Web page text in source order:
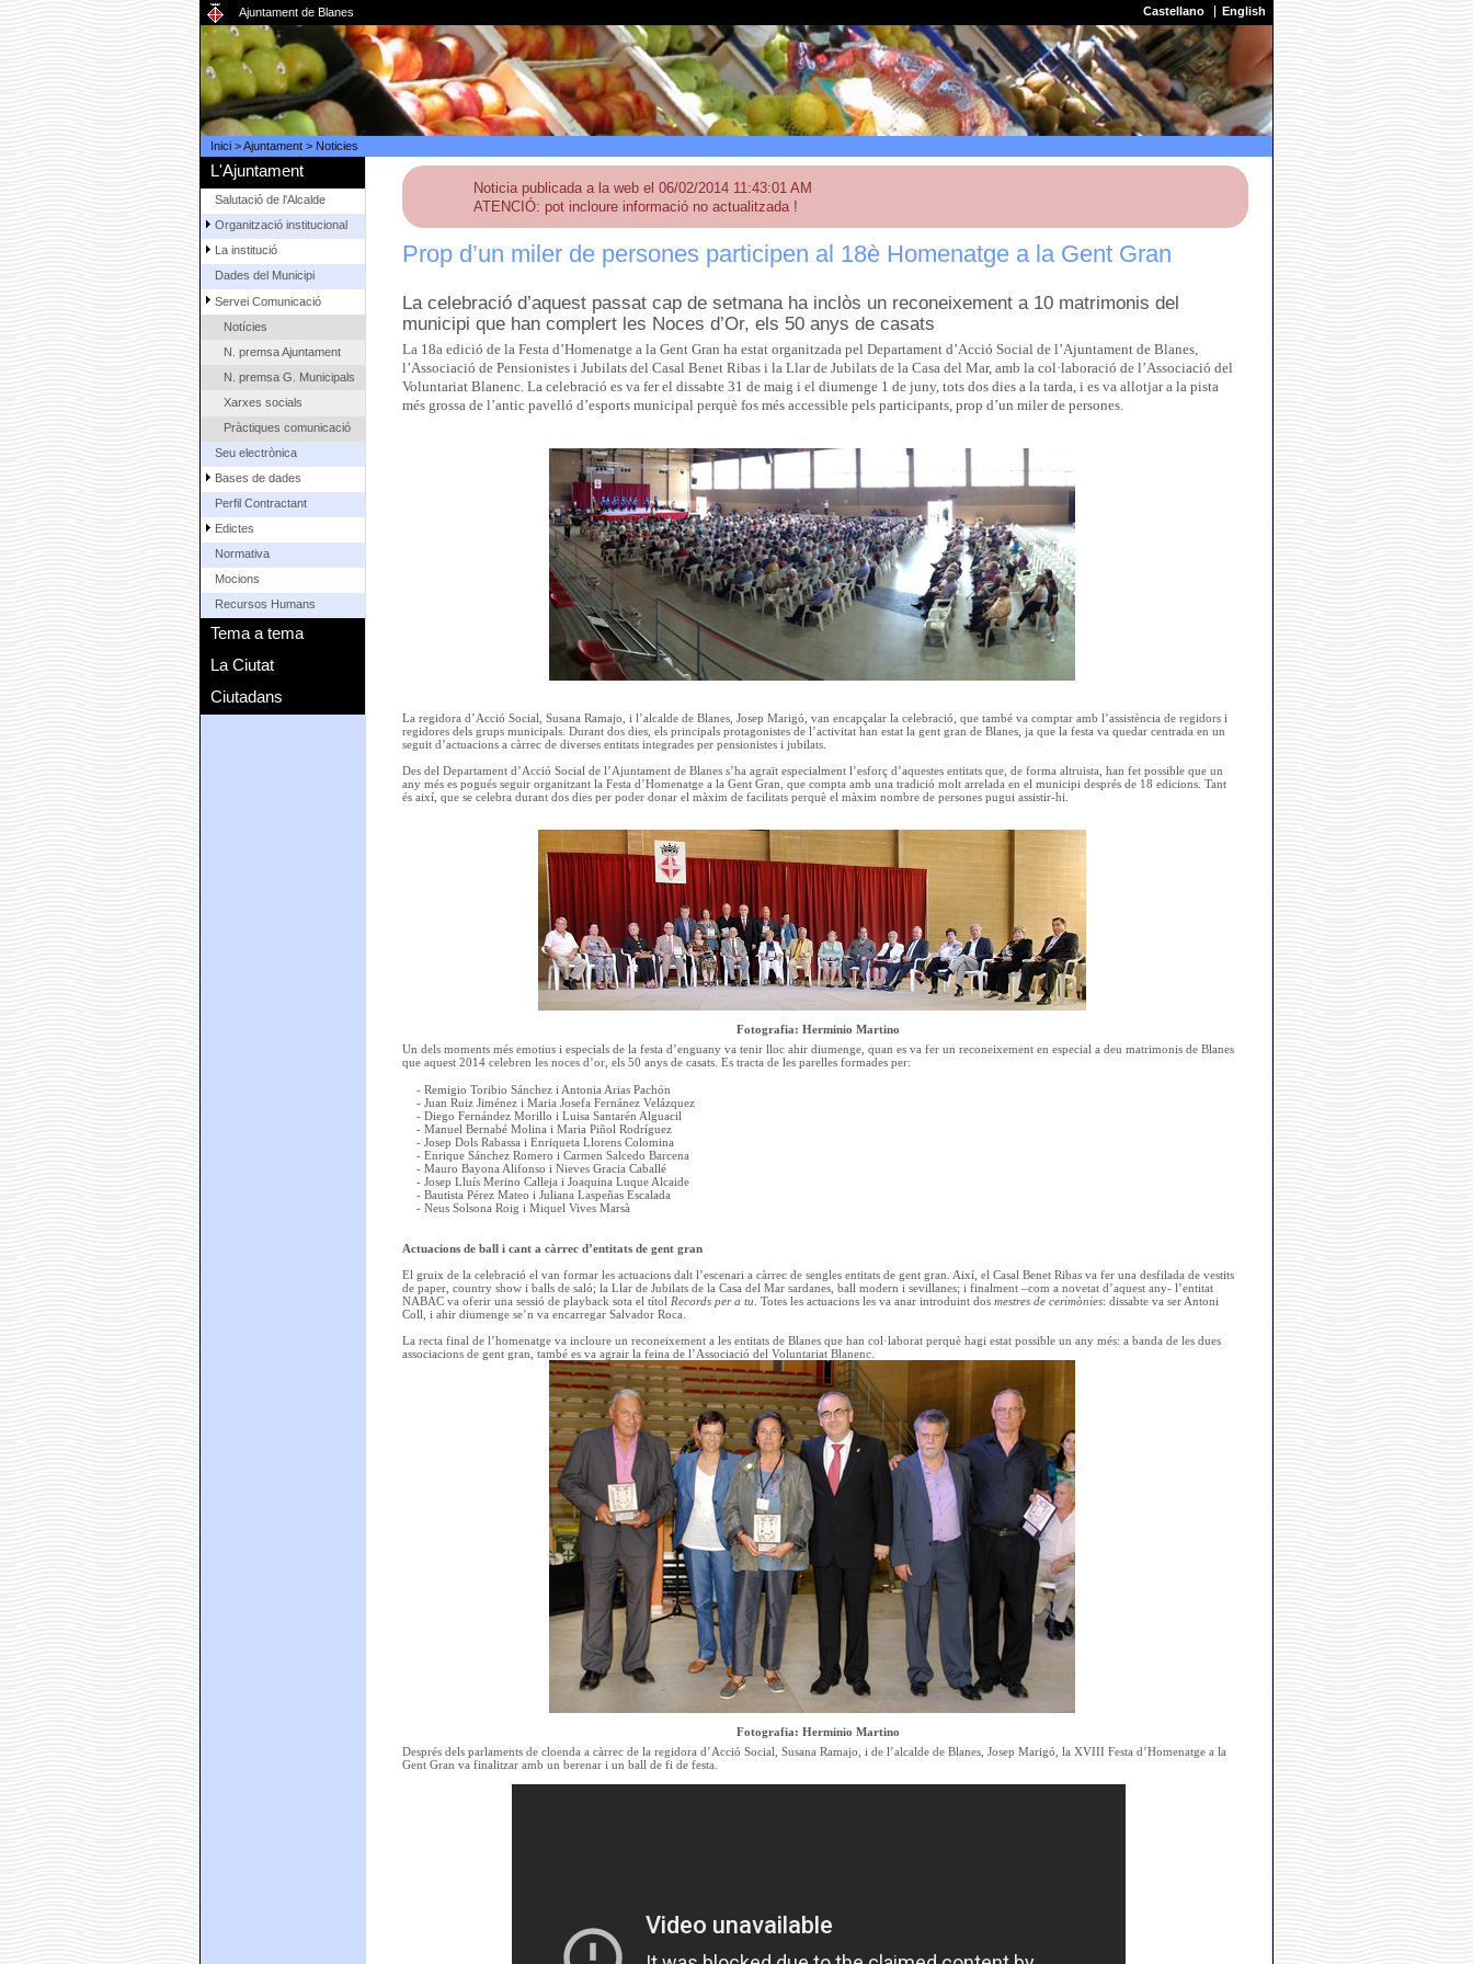
Ajuntament de Blanes Castellano English
Inici>Ajuntament> Noticies
L'Ajuntament
Salutació de l'Alcalde
Organització institucional
La institució
Dades del Municipi
Servei Comunicació
Notícies
N. premsa Ajuntament
N. premsa G. Municipals
Xarxes socials
Pràctiques comunicació
Seu electrònica
Bases de dades
Perfil Contractant
Edictes
Normativa
Mocions
Recursos Humans
Tema a tema
La Ciutat
Ciutadans
Noticia publicada a la web el 06/02/2014 11:43:01 AM
ATENCIÓ: pot incloure informació no actualitzada !
Prop d’un miler de persones participen al 18è Homenatge a la Gent Gran
La celebració d’aquest passat cap de setmana ha inclòs un reconeixement a 10 matrimonis del
municipi que han complert les Noces d’Or, els 50 anys de casats
La 18a edició de la Festa d’Homenatge a la Gent Gran ha estat organitzada pel Departament d’Acció Social de l’Ajuntament de Blanes,
l’Associació de Pensionistes i Jubilats del Casal Benet Ribas i la Llar de Jubilats de la Casa del Mar, amb la col·laboració de l’Associació del
Voluntariat Blanenc. La celebració es va fer el dissabte 31 de maig i el diumenge 1 de juny, tots dos dies a la tarda, i es va allotjar a la pista
més grossa de l’antic pavelló d’esports municipal perquè fos més accessible pels participants, prop d’un miler de persones.
La regidora d’Acció Social, Susana Ramajo, i l’alcalde de Blanes, Josep Marigó, van encapçalar la celebració, que també va comptar amb l’assistència de regidors i
regidores dels grups municipals. Durant dos dies, els principals protagonistes de l’activitat han estat la gent gran de Blanes, ja que la festa va quedar centrada en un
seguit d’actuacions a càrrec de diverses entitats integrades per pensionistes i jubilats.
Des del Departament d’Acció Social de l’Ajuntament de Blanes s’ha agraït especialment l’esforç d’aquestes entitats que, de forma altruista, han fet possible que un
any més es pogués seguir organitzant la Festa d’Homenatge a la Gent Gran, que compta amb una tradició molt arrelada en el municipi després de 18 edicions. Tant
és així, que se celebra durant dos dies per poder donar el màxim de facilitats perquè el màxim nombre de persones pugui assistir-hi.
Fotografia: Herminio Martino
Un dels moments més emotius i especials de la festa d’enguany va tenir lloc ahir diumenge, quan es va fer un reconeixement en especial a deu matrimonis de Blanes
que aquest 2014 celebren les noces d’or, els 50 anys de casats. Es tracta de les parelles formades per:
- Remigio Toribio Sánchez i Antonia Arias Pachón
- Juan Ruiz Jiménez i Maria Josefa Fernánez Velázquez
- Diego Fernández Morillo i Luisa Santarén Alguacil
- Manuel Bernabé Molina i Maria Piñol Rodríguez
- Josep Dols Rabassa i Enriqueta Llorens Colomina
- Enrique Sánchez Romero i Carmen Salcedo Barcena
- Mauro Bayona Alifonso i Nieves Gracia Caballé
- Josep Lluís Merino Calleja i Joaquina Luque Alcaide
- Bautista Pérez Mateo i Juliana Laspeñas Escalada
- Neus Solsona Roig i Miquel Vives Marsà
Actuacions de ball i cant a càrrec d’entitats de gent gran
El gruix de la celebració el van formar les actuacions dalt l’escenari a càrrec de sengles entitats de gent gran. Així, el Casal Benet Ribas va fer una desfilada de vestits
de paper, country show i balls de saló; la Llar de Jubilats de la Casa del Mar sardanes, ball modern i sevillanes; i finalment –com a novetat d’aquest any- l’entitat
NABAC va oferir una sessió de playback sota el títol Records per a tu . Totes les actuacions les va anar introduint dos mestres de cerimònies: dissabte va ser Antoni
Coll, i ahir diumenge se’n va encarregar Salvador Roca.
La recta final de l’homenatge va incloure un reconeixement a les entitats de Blanes que han col·laborat perquè hagi estat possible un any més: a banda de les dues
associacions de gent gran, també es va agrair la feina de l’Associació del Voluntariat Blanenc.
Fotografia: Herminio Martino
Després dels parlaments de cloenda a càrrec de la regidora d’Acció Social, Susana Ramajo, i de l’alcalde de Blanes, Josep Marigó, la XVIII Festa d’Homenatge a la
Gent Gran va finalitzar amb un berenar i un ball de fi de festa.